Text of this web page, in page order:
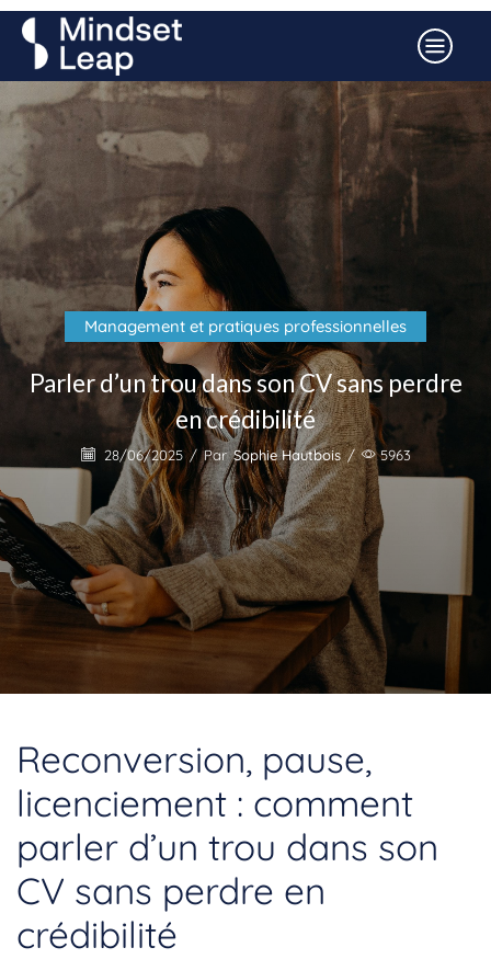
Management et pratiques professionnelles
Parler d’un trou dans son CV sans perdre
en crédibilité
28/06/2025 / Par Sophie Hautbois / 5963
Reconversion, pause,
licenciement : comment
parler d’un trou dans son
CV sans perdre en
crédibilité